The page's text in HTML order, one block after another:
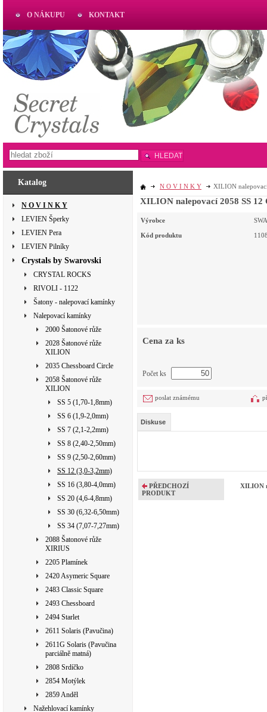
Katalog
N O V I N K Y
LEVIEN Šperky
LEVIEN Pera
LEVIEN Pilníky
Crystals by Swarovski
CRYSTAL ROCKS
RIVOLI - 1122
Šatony - nalepovací kamínky
Nalepovací kamínky
2000 Šatonové růže
2028 Šatonové růže
XILION
2035 Chessboard Circle
2058 Šatonové růže
XILION
SS 5 (1,70-1,8mm)
SS 6 (1,9-2,0mm)
SS 7 (2,1-2,2mm)
SS 8 (2,40-2,50mm)
SS 9 (2,50-2,60mm)
SS 12 (3,0-3,2mm)
SS 16 (3,80-4,0mm)
SS 20 (4,6-4,8mm)
SS 30 (6,32-6,50mm)
SS 34 (7,07-7,27mm)
2088 Šatonové růže
XIRIUS
2205 Plamínek
2420 Asymeric Square
2483 Classic Square
2493 Chessboard
2494 Starlet
2611 Solaris (Pavučina)
2611G Solaris (Pavučina
parciálně matná)
2808 Srdíčko
2854 Motýlek
2859 Anděl
Nažehlovací kamínky
N O V I N K Y XILION
XILION nalepovací 2058 SS
Výrobce
Kód produktu
Cena za ks
Počet ks
poslat známému
Diskuse
PŘEDCHOZÍ
PRODUKT
XILION
O NÁKUPU KONTAKT
AKTUAL
www.aktual-koralky.cz
HLEDAT